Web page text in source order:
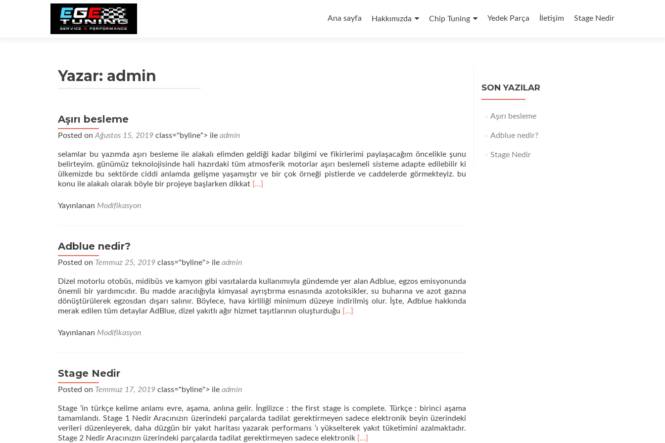
geç
Ana sayfa Hakkımızda Chip Tuning Yedek Parça İletişim Stage Nedir
Yazar: admin
Aşırı besleme
Posted on Ağustos 15, 2019 class="byline"> ile admin
selamlar bu yazımda aşırı besleme ile alakalı elimden geldiği kadar bilgimi ve fikirlerimi paylaşacağım öncelikle şunu
belirteyim. günümüz teknolojisinde hali hazırdaki tüm atmosferik motorlar aşırı beslemeli sisteme adapte edilebilir ki
ülkemizde bu sektörde ciddi anlamda gelişme yaşamıştır ve bir çok örneği pistlerde ve caddelerde görmekteyiz. bu
konu ile alakalı olarak böyle bir projeye başlarken dikkat Daha
[…]
Yayınlanan Modifikasyon
Adblue nedir?
Posted on Temmuz 25, 2019 class="byline"> ile admin
Dizel motorlu otobüs, midibüs ve kamyon gibi vasıtalarda kullanımıyla gündemde yer alan Adblue, egzos emisyonunda
önemli bir yardımcıdır. Bu madde aracılığıyla kimyasal ayrıştırma esnasında azotoksikler, su buharına ve azot gazına
dönüştürülerek egzosdan dışarı salınır. Böylece, hava kirliliği minimum düzeye indirilmiş olur. İşte, Adblue hakkında
merak edilen tüm detaylar AdBlue, dizel yakıtlı ağır hizmet taşıtlarının oluşturduğu Daha
[…]
Yayınlanan Modifikasyon
Stage Nedir
Posted on Temmuz 17, 2019 class="byline"> ile admin
Stage ‘in türkçe kelime anlamı evre, aşama, anlına gelir. İngilizce : the first stage is complete. Türkçe : birinci aşama
tamamlandı. Stage 1 Nedir Aracınızın üzerindeki parçalarda tadilat gerektirmeyen sadece elektronik beyin üzerindeki
verileri düzenleyerek, daha düzgün bir yakıt haritası yazarak performans ‘ı yükselterek yakıt tüketimini azalmaktadır.
Stage 2 Nedir Aracınızın üzerindeki parçalarda tadilat gerektirmeyen sadece elektronik Daha
[…]
SON YAZILAR
Aşırı besleme
Adblue nedir?
Stage Nedir